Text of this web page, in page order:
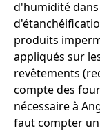
d'humidité dans
produits
appliqués sur
revêtements
compte des
nécessaire à
faut compter un